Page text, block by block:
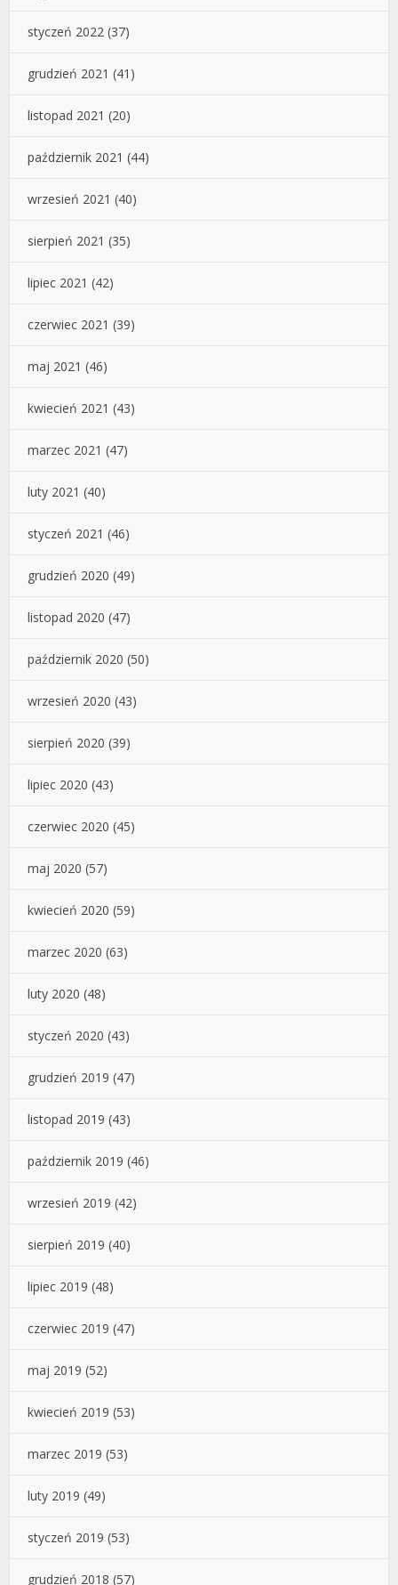
styczeń 2022 (37)
grudzień 2021 (41)
listopad 2021 (20)
październik 2021 (44)
wrzesień 2021 (40)
sierpień 2021 (35)
lipiec 2021 (42)
czerwiec 2021 (39)
maj 2021 (46)
kwiecień 2021 (43)
marzec 2021 (47)
luty 2021 (40)
styczeń 2021 (46)
grudzień 2020 (49)
listopad 2020 (47)
październik 2020 (50)
wrzesień 2020 (43)
sierpień 2020 (39)
lipiec 2020 (43)
czerwiec 2020 (45)
maj 2020 (57)
kwiecień 2020 (59)
marzec 2020 (63)
luty 2020 (48)
styczeń 2020 (43)
grudzień 2019 (47)
listopad 2019 (43)
październik 2019 (46)
wrzesień 2019 (42)
sierpień 2019 (40)
lipiec 2019 (48)
czerwiec 2019 (47)
maj 2019 (52)
kwiecień 2019 (53)
marzec 2019 (53)
luty 2019 (49)
styczeń 2019 (53)
grudzień 2018 (57)